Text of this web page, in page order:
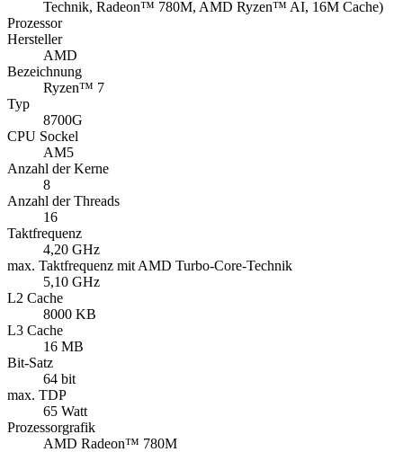
Technik, Radeon™ 780M, AMD Ryzen™ AI, 16M Cache)
Prozessor
Hersteller
AMD
Bezeichnung
Ryzen™ 7
Typ
8700G
CPU Sockel
AM5
Anzahl der Kerne
8
Anzahl der Threads
16
Taktfrequenz
4,20 GHz
max. Taktfrequenz mit AMD Turbo-Core-Technik
5,10 GHz
L2 Cache
8000 KB
L3 Cache
16 MB
Bit-Satz
64 bit
max. TDP
65 Watt
Prozessorgrafik
AMD Radeon™ 780M